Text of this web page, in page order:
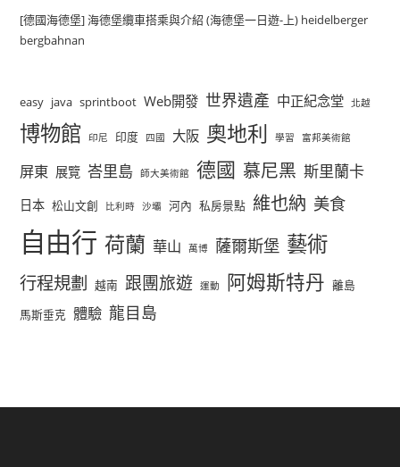
[德國海德堡] 海德堡纜車搭乘與介紹 (海德堡一日遊-上) heidelberger
bergbahnan
easy java sprintboot Web開發 世界遺產 中正紀念堂 北越
博物館 印尼 印度 四國 大阪 奧地利 學習 富邦美術館
屏東 展覽 峇里島 師大美術館 德國 慕尼黑 斯里蘭卡
日本 松山文創 比利時 沙壩 河內 私房景點 維也納 美食
自由行 荷蘭 華山 萬博 薩爾斯堡 藝術
行程規劃 越南 跟團旅遊 運動 阿姆斯特丹 離島
馬斯垂克 體驗 龍目島